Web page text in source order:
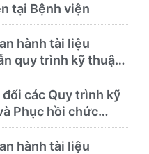
tại Bệnh viện
hành tài liệu
quy trình kỹ thuật
truyền”
các Quy trình kỹ
Phục hồi chức
viện
hành tài liệu